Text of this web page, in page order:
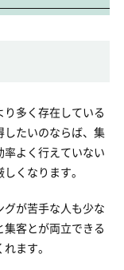
多く存在している
したいのならば、集
よく行えていない
くなります。
が苦手な人も少な
客とが両立できる
ます。